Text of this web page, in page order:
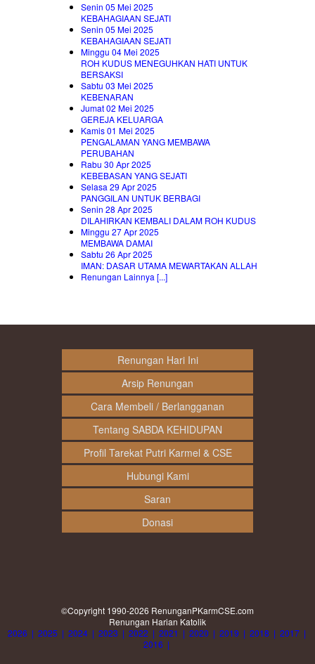
Senin 05 Mei 2025
KEBAHAGIAAN SEJATI
Senin 05 Mei 2025
KEBAHAGIAAN SEJATI
Minggu 04 Mei 2025
ROH KUDUS MENEGUHKAN HATI UNTUK
BERSAKSI
Sabtu 03 Mei 2025
KEBENARAN
Jumat 02 Mei 2025
GEREJA KELUARGA
Kamis 01 Mei 2025
PENGALAMAN YANG MEMBAWA
PERUBAHAN
Rabu 30 Apr 2025
KEBEBASAN YANG SEJATI
Selasa 29 Apr 2025
PANGGILAN UNTUK BERBAGI
Senin 28 Apr 2025
DILAHIRKAN KEMBALI DALAM ROH KUDUS
Minggu 27 Apr 2025
MEMBAWA DAMAI
Sabtu 26 Apr 2025
IMAN: DASAR UTAMA MEWARTAKAN ALLAH
Renungan Lainnya [...]
Renungan Hari Ini
Arsip Renungan
Cara Membeli / Berlangganan
Tentang SABDA KEHIDUPAN
Profil Tarekat Putri Karmel & CSE
Hubungi Kami
Saran
Donasi
©Copyright 1990-2026 RenunganPKarmCSE.com
Renungan Harian Katolik
2026 | 2025 | 2024 | 2023 | 2022 | 2021 | 2020 | 2019 | 2018 | 2017 |
2016 |